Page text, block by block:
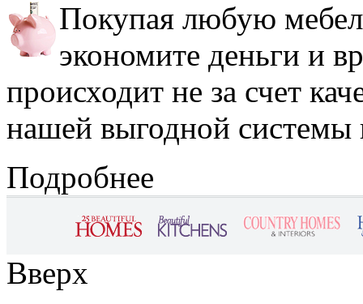
Покупая любую
экономите деньги и
происходит не за счет
нашей выгодной системы
Подробнее
Вверх